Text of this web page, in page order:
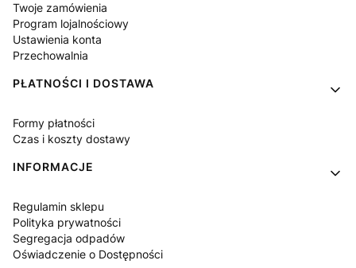
Twoje zamówienia
Program lojalnościowy
Ustawienia konta
Przechowalnia
PŁATNOŚCI I DOSTAWA
Formy płatności
Czas i koszty dostawy
INFORMACJE
Regulamin sklepu
Polityka prywatności
Segregacja odpadów
Oświadczenie o Dostępności